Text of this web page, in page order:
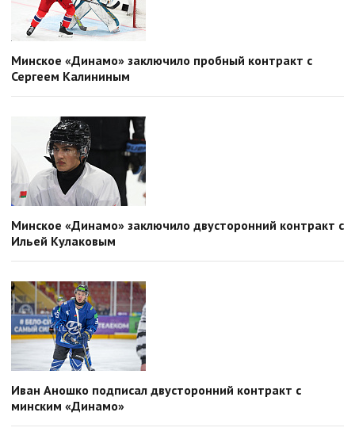
Минское «Динамо» заключило пробный контракт с
Сергеем Калининым
Минское «Динамо» заключило двусторонний контракт с
Ильей Кулаковым
Иван Аношко подписал двусторонний контракт с
минским «Динамо»